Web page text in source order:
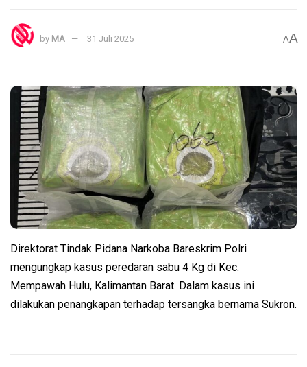
by MA 31 Juli 2025 AA
Direktorat Tindak Pidana Narkoba Bareskrim Polri
mengungkap kasus peredaran sabu 4 Kg di Kec.
Mempawah Hulu, Kalimantan Barat. Dalam kasus ini
dilakukan penangkapan terhadap tersangka bernama Sukron.